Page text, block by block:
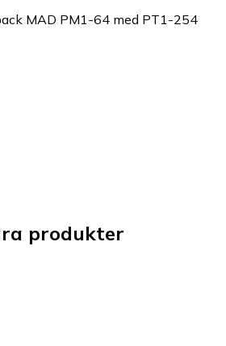
MAD PM1-64 med PT1-254
produkter